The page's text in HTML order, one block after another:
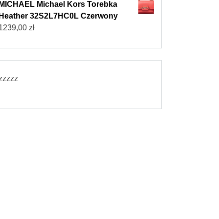
MICHAEL Michael Kors Torebka
Heather 32S2L7HC0L Czerwony
zł